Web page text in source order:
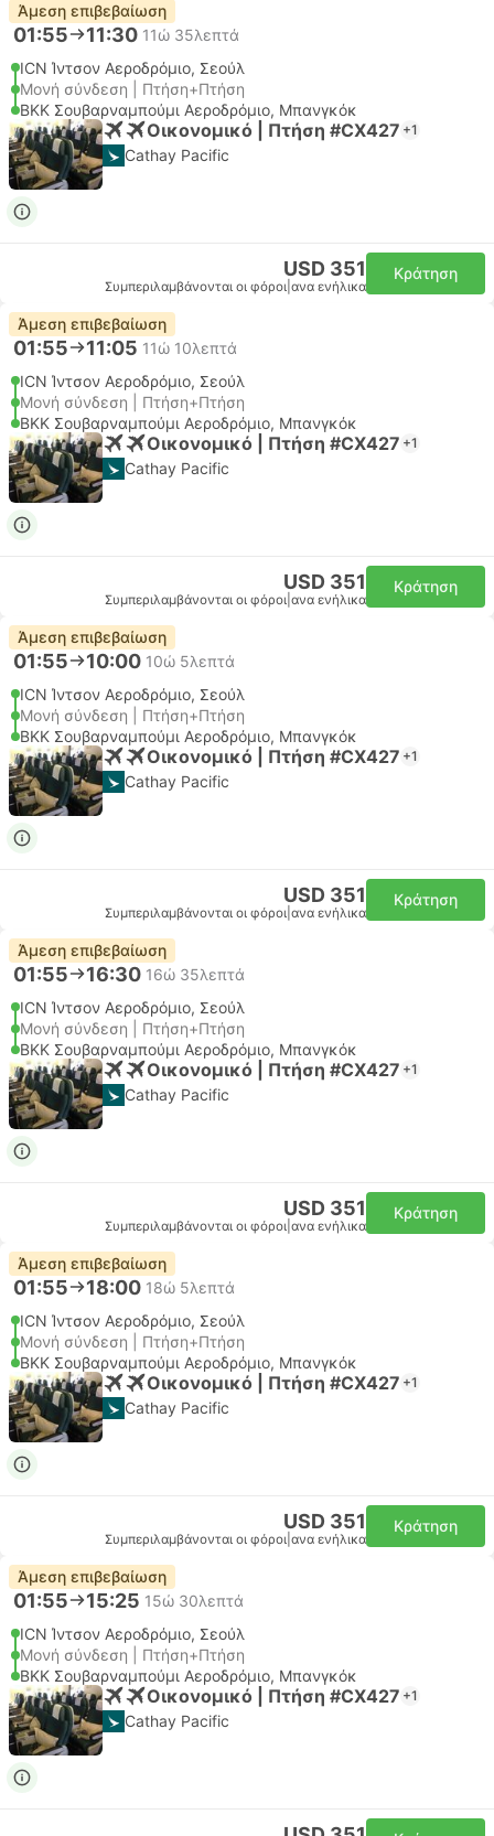
Άμεση επιβεβαίωση
01:55 11:30 11ώ 35λεπτά
ICN Ίντσον Αεροδρόμιο, Σεούλ
Μονή σύνδεση | Πτήση+Πτήση
BKK Σουβαρναμπούμι Αεροδρόμιο, Μπανγκόκ
Οικονομικό | Πτήση #CX427 +1
Cathay Pacific
USD 351
Συμπεριλαμβάνονται οι φόροι ανα ενήλικα
Κράτηση
Άμεση επιβεβαίωση
01:55 11:05 11ώ 10λεπτά
ICN Ίντσον Αεροδρόμιο, Σεούλ
Μονή σύνδεση | Πτήση+Πτήση
BKK Σουβαρναμπούμι Αεροδρόμιο, Μπανγκόκ
Οικονομικό | Πτήση #CX427 +1
Cathay Pacific
USD 351
Συμπεριλαμβάνονται οι φόροι ανα ενήλικα
Κράτηση
Άμεση επιβεβαίωση
01:55 10:00 10ώ 5λεπτά
ICN Ίντσον Αεροδρόμιο, Σεούλ
Μονή σύνδεση | Πτήση+Πτήση
BKK Σουβαρναμπούμι Αεροδρόμιο, Μπανγκόκ
Οικονομικό | Πτήση #CX427 +1
Cathay Pacific
USD 351
Συμπεριλαμβάνονται οι φόροι ανα ενήλικα
Κράτηση
Άμεση επιβεβαίωση
01:55 16:30 16ώ 35λεπτά
ICN Ίντσον Αεροδρόμιο, Σεούλ
Μονή σύνδεση | Πτήση+Πτήση
BKK Σουβαρναμπούμι Αεροδρόμιο, Μπανγκόκ
Οικονομικό | Πτήση #CX427 +1
Cathay Pacific
USD 351
Συμπεριλαμβάνονται οι φόροι ανα ενήλικα
Κράτηση
Άμεση επιβεβαίωση
01:55 18:00 18ώ 5λεπτά
ICN Ίντσον Αεροδρόμιο, Σεούλ
Μονή σύνδεση | Πτήση+Πτήση
BKK Σουβαρναμπούμι Αεροδρόμιο, Μπανγκόκ
Οικονομικό | Πτήση #CX427 +1
Cathay Pacific
USD 351
Συμπεριλαμβάνονται οι φόροι ανα ενήλικα
Κράτηση
Άμεση επιβεβαίωση
01:55 15:25 15ώ 30λεπτά
ICN Ίντσον Αεροδρόμιο, Σεούλ
Μονή σύνδεση | Πτήση+Πτήση
BKK Σουβαρναμπούμι Αεροδρόμιο, Μπανγκόκ
Οικονομικό | Πτήση #CX427 +1
Cathay Pacific